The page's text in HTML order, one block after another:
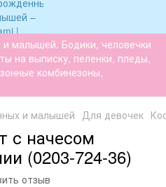
малышей. Бодики, человечки
на выписку, пеленки, пледы,
комбинезоны,
и малышей Для девочек
с начесом
(0203-724-36)
отзыв